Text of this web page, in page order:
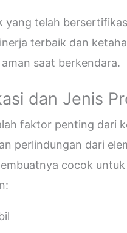
yang telah
terbaik dan
saat berkendara.
dan Jenis
faktor penting dari
perlindungan dari
cocok